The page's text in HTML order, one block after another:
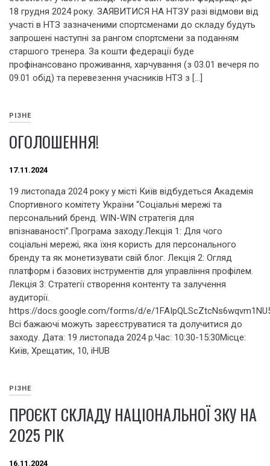
18 грудня 2024 року. ЗАЯВИТИСЯ НА НТЗУ разі відмови від
участі в НТЗ зазначеними спортсменами до складу будуть
запрошені наступні за рангом спортсмени за поданням
старшого тренера. За кошти федерації буде
профінансовано проживання, харчування (з 03.01 вечеря по
09.01 обід) та перевезення учасників НТЗ з […]
РІЗНЕ
ОГОЛОШЕННЯ!
17.11.2024
19 листопада 2024 року у місті Київ відбудеться Академія
Спортивного комітету України “Соціальні мережі та
персональний бренд. WIN-WIN стратегія для
впізнаваності”.Програма заходу:Лекція 1: Для чого
соціальні мережі, яка їхня користь для персонального
бренду та як монетизувати свій блог. Лекція 2: Огляд
платформ і базових інструментів для управління профілем.
Лекція 3: Стратегії створення контенту та залучення
аудиторії.
https://docs.google.com/forms/d/e/
Всі бажаючі можуть зареєструватися та долучитися до
заходу. Дата: 19 листопада 2024 р.Час: 10:30-15:30Місце:
Київ, Хрещатик, 10, iHUB
РІЗНЕ
ПРОЄКТ СКЛАДУ НАЦІОНАЛЬНОЇ ЗКУ НА
2025 РІК
16.11.2024